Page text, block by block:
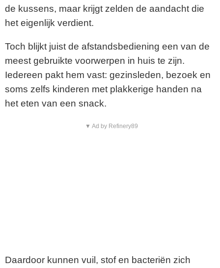
de kussens, maar krijgt zelden de aandacht die
het eigenlijk verdient.
Toch blijkt juist de afstandsbediening een van de
meest gebruikte voorwerpen in huis te zijn.
Iedereen pakt hem vast: gezinsleden, bezoek en
soms zelfs kinderen met plakkerige handen na
het eten van een snack.
▼ Ad by Refinery89
Daardoor kunnen vuil, stof en bacteriën zich